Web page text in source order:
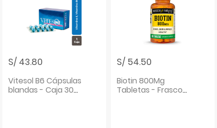
S/ 43.80
Vitesol B6 Cápsulas
blandas - Caja 30
S/ 54.50
Biotin 800Mg
Tabletas - Frasco